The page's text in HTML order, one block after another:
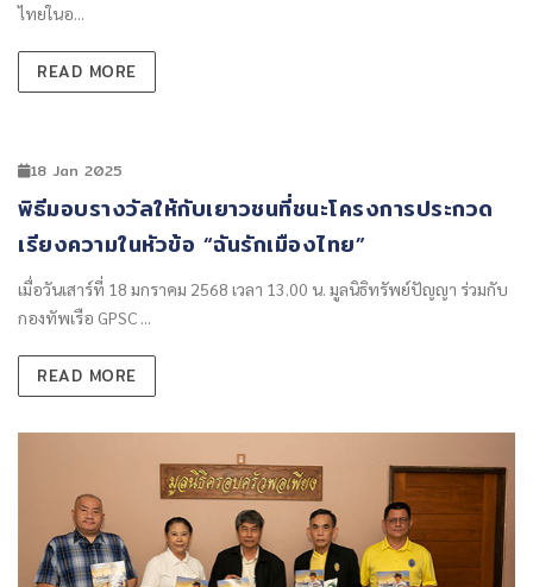
ไทยในอ...
READ MORE
18 Jan 2025
พิธีมอบรางวัลให้กับเยาวชนที่ชนะโครงการประกวด
เรียงความในหัวข้อ “ฉันรักเมืองไทย”
เมื่อวันเสาร์ที่ 18 มกราคม 2568 เวลา 13.00 น. มูลนิธิทรัพย์ปัญญา ร่วมกับ
กองทัพเรือ GPSC ...
READ MORE